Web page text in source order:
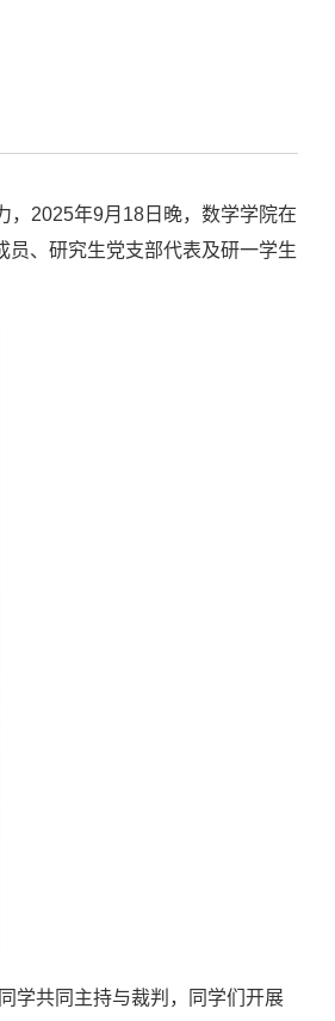
，2025年9月18日晚，数学学院在
、研究生党支部代表及研一学生
学共同主持与裁判，同学们开展